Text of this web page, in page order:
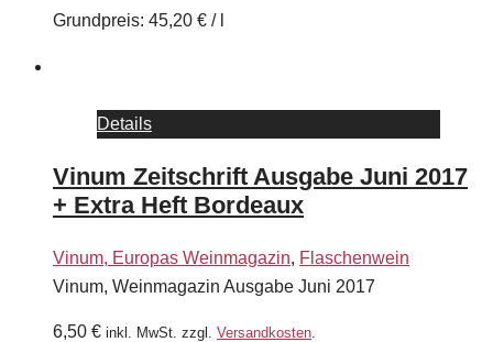
Grundpreis: 45,20 € /
Details
Vinum Zeitschrift Ausgabe Juni 2017
+ Extra Heft Bordeaux
Vinum, Europas Weinmagazin, Flaschenwein
Vinum, Weinmagazin Ausgabe Juni 2017
6,50 € inkl. MwSt. zzgl. Versandkosten